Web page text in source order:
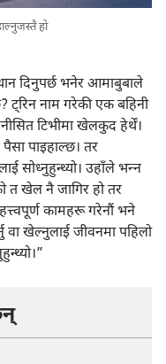
हो
दिनुपर्छ भनेर आमाबुबाले
ट्रिन नाम गरेकी एक बहिनी
टिभीमा खेलकुद हेर्थें।
पाइहाल्छ। तर
सोध्नुहुन्थ्यो। उहाँले भन्‍न
त खेल नै जागिर हो तर
कामहरू गरेनौं भने
वा खेल्नुलाई जीवनमा पहिलो